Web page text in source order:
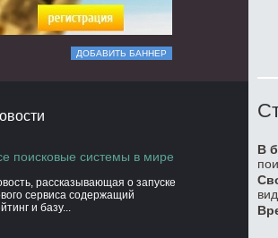
ДОБАВИТЬ БАННЕР
поисковые системы в мире
рассказывающая о запуске
сервиса содержащий
и базу...
В